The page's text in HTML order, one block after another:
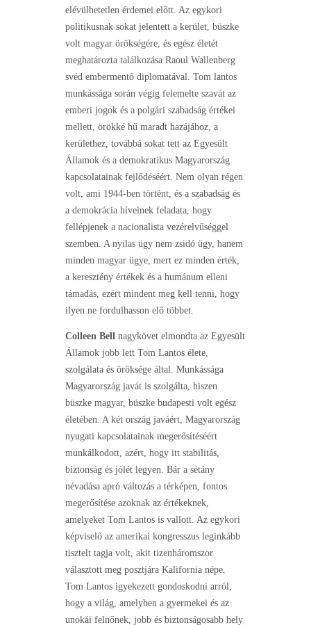
elévülhetetlen érdemei előtt. Az egykori
politikusnak sokat jelentett a kerület, büszke
volt magyar örökségére, és egész életét
meghatározta találkozása Raoul Wallenberg
svéd embermentő diplomatával. Tom lantos
munkássága során végig felemelte szavát az
emberi jogok és a polgári szabadság értékei
mellett, örökké hű maradt hazájához, a
kerülethez, továbbá sokat tett az Egyesült
Államok és a demokratikus Magyarország
kapcsolatainak fejlődéséért. Nem olyan régen
volt, ami 1944-ben történt, és a szabadság és
a demokrácia híveinek feladata, hogy
fellépjenek a nacionalista vezérelvűséggel
szemben. A nyilas ügy nem zsidó ügy, hanem
minden magyar ügye, mert ez minden érték,
a keresztény értékek és a humánum elleni
támadás, ezért mindent meg kell tenni, hogy
ilyen ne fordulhasson elő többet.
Colleen Bell nagykövet elmondta az Egyesült
Államok jobb lett Tom Lantos élete,
szolgálata és öröksége által. Munkássága
Magyarország javát is szolgálta, hiszen
büszke magyar, büszke budapesti volt egész
életében. A két ország javáért, Magyarország
nyugati kapcsolatainak megerősítéséért
munkálkodott, azért, hogy itt stabilitás,
biztonság és jólét legyen. Bár a sétány
névadása apró változás a térképen, fontos
megerősítése azoknak az értékeknek,
amelyeket Tom Lantos is vallott. Az egykori
képviselő az amerikai kongresszus leginkább
tisztelt tagja volt, akit tizenháromszor
választott meg posztjára Kalifornia népe.
Tom Lantos igyekezett gondoskodni arról,
hogy a világ, amelyben a gyermekei és az
unokái felnőnek, jobb és biztonságosabb hely